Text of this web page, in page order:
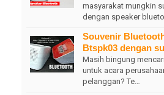
masyarakat mungkin
dengan speaker
Souvenir
Btspk03 dengan
Masih bingung
untuk acara
pelanggan? Te…